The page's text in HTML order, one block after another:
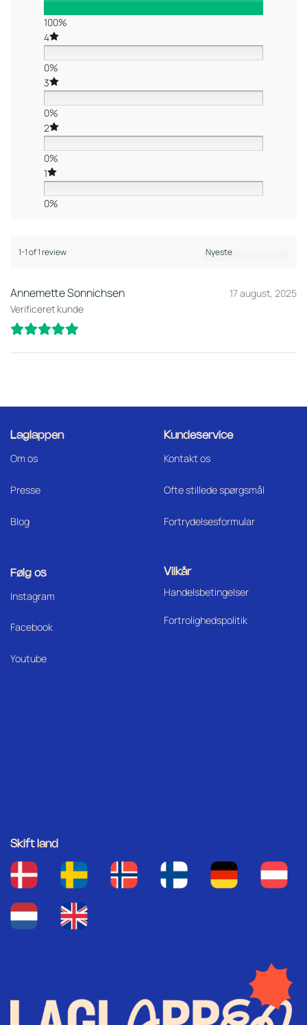
100%
4
0%
3
0%
2
0%
1
0%
1-1 of 1 review
Annemette Sonnichsen
Verificeret kunde
17 august, 2025
Laglappen
Om os
Presse
Blog
Kundeservice
Kontakt os
Ofte stillede spørgsmål
Fortrydelsesformular
Følg os
Instagram
Facebook
Youtube
Vilkår
Handelsbetingelser
Fortrolighedspolitik
Skift land